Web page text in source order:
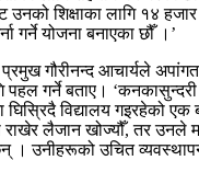
उनको शिक्षाका लागि १४
गर्ने योजना बनाएका छौँ ।’
गौरीनन्द आचार्यले
गर्ने बताए। ‘कनकासुन्दरी
विद्यालय गइरहेको एक
राखेर लैजान खोज्यौँ, तर उनले
। उनीहरूको उचित